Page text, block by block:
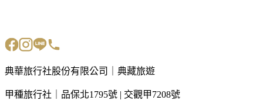
典華旅行社股份有限公司｜典藏旅遊
甲種旅行社｜品保北1795號 | 交觀甲7208號